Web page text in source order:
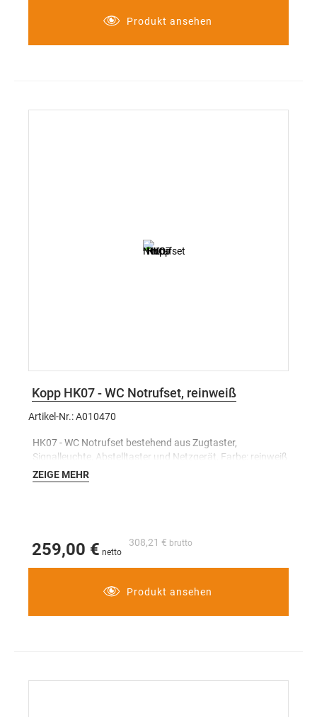
Produkt ansehen
Kopp HK07 - WC Notrufset, reinweiß
Artikel-Nr.: A010470
HK07 - WC Notrufset bestehend aus Zugtaster,
Signalleuchte, Abstelltaster und Netzgerät, Farbe: reinweiß
ZEIGE MEHR
308,21 €
259,00 €
Produkt ansehen